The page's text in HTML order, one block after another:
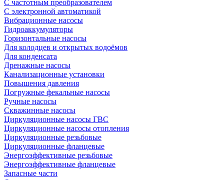
С частотным преобразователем
С электронной автоматикой
Вибрационные насосы
Гидроаккумуляторы
Горизонтальные насосы
Для колодцев и открытых водоёмов
Для конденсата
Дренажные насосы
Канализационные установки
Повышения давления
Погружные фекальные насосы
Ручные насосы
Скважинные насосы
Циркуляционные насосы ГВС
Циркуляционные насосы отопления
Циркуляционные резьбовые
Циркуляционные фланцевые
Энергоэффективные резьбовые
Энергоэффективные фланцевые
Запасные части